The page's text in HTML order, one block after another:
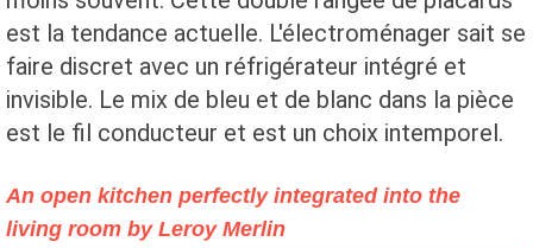
est la tendance actuelle. L'électroménager sait se
faire discret avec un réfrigérateur intégré et
invisible. Le mix de bleu et de blanc dans la pièce
est le fil conducteur et est un choix intemporel.
An open kitchen perfectly integrated into the
living room by Leroy Merlin